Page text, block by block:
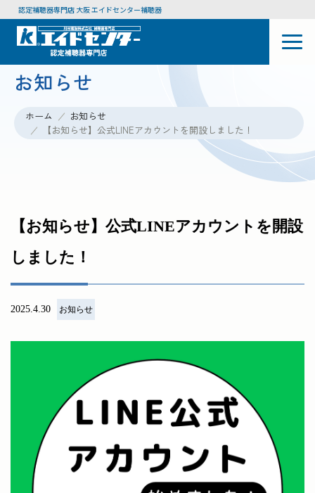
認定補聴器専門店 大阪 エイドセンター補聴器
お知らせ
ホーム
お知らせ
【お知らせ】公式LINEアカウントを開設しました！
【お知らせ】公式LINEアカウントを開設
しました！
2025.4.30 お知らせ